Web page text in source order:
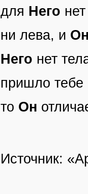
для Него
ни лева, и
Него нет
пришло
то Он
Источник: